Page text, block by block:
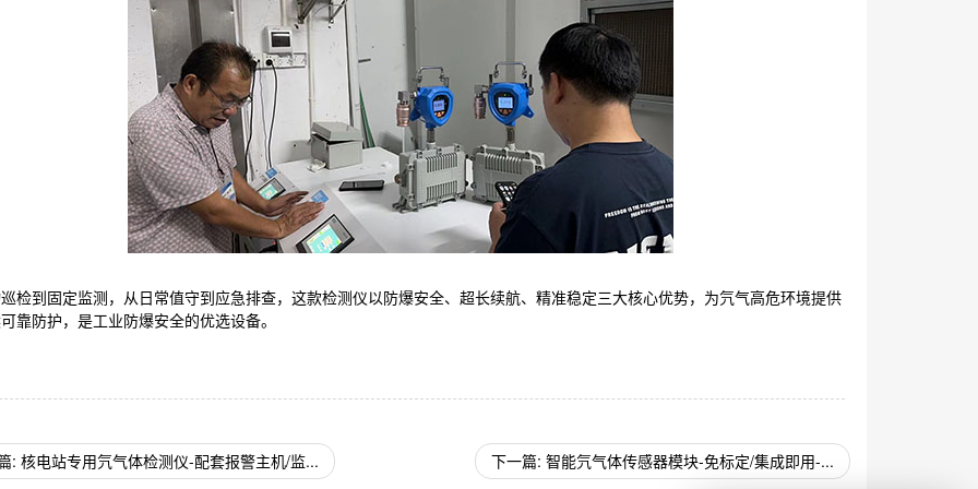
检到固定监测，从日常值守到应急排查，这款检测仪以防爆安全、超长续航、精准稳定三大核心优势，为氕气高危环境提供
靠防护，是工业防爆安全的优选设备。
: 核电站专用氕气体检测仪-配套报警主机/监... 下一篇: 智能氕气体传感器模块-免标定/集成即用-...